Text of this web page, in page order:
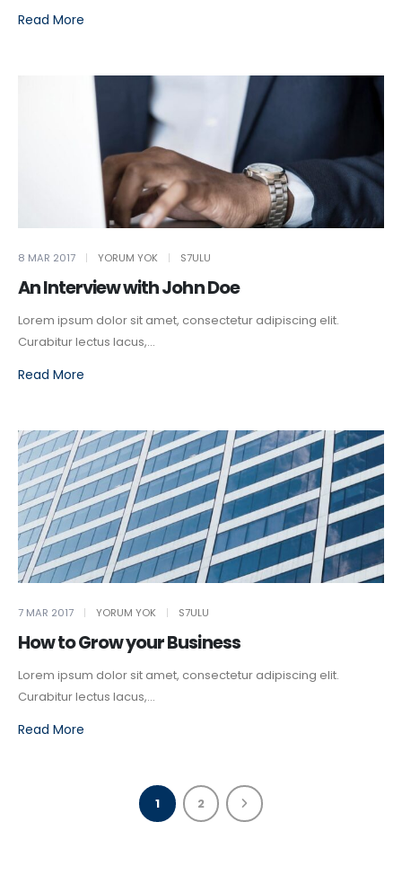
Read More
8 MAR 2017 YORUM YOK S7ULU
An Interview with John Doe
Lorem ipsum dolor sit amet, consectetur adipiscing elit.
Curabitur lectus lacus,...
Read More
7 MAR 2017 YORUM YOK S7ULU
How to Grow your Business
Lorem ipsum dolor sit amet, consectetur adipiscing elit.
Curabitur lectus lacus,...
Read More
1 2